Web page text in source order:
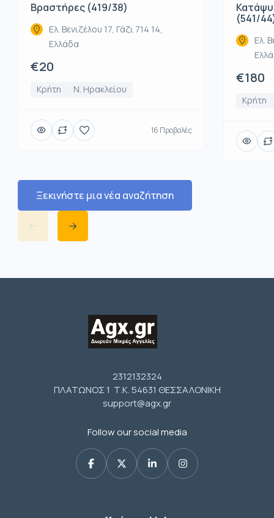
Βραστήρες (419/38)
Ελ. Βενιζέλου 17, Γάζι 714 14,
Ελλάδα
€20
Κρήτη Ν. Ηρακλείου
16 Προβολές
(541/
Ελ.
€180
Κρήτη
Ξεκινήστε μια νέα αναζήτηση
2312132324
ΠΛΑΤΩΝΟΣ 1 Τ.Κ. 54631 ΘΕΣΣΑΛΟΝΙΚΗ
support@agx.gr
Follow our social media